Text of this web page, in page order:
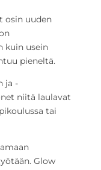
osin uuden
kuin usein
pieneltä.
ja -
niitä laulavat
tai
Glow